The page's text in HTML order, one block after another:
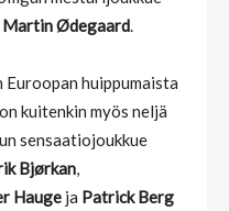
Martin Ødegaard.
huippumaista
kuitenkin myös neljä
sensaatiojoukkue
Bjørkan,
Hauge ja Patrick Berg